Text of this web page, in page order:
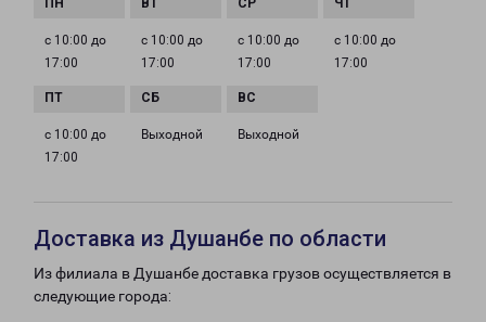
с 10:00 до
17:00
с 10:00 до
17:00
с 10:00 до
17:00
с 10:00 до
17:00
с 10:00 до
17:00
Выходной Выходной
Доставка из Душанбе по области
Из филиала в Душанбе доставка грузов осуществляется в
следующие города: